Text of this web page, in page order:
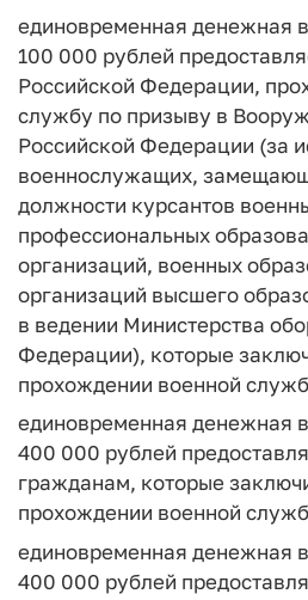
единовременная денежная
100 000 рублей
Российской Федерации,
службу по призыву в
Российской Федерации (за
военнослужащих,
должности курсантов
профессиональных
организаций, военных
организаций высшего
в ведении Министерства
Федерации), которые
прохождении военной
единовременная денежная
400 000 рублей
гражданам, которые
прохождении военной
единовременная денежная
400 000 рублей